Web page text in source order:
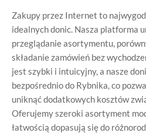
Zakupy przez Internet to
idealnych donic. Nasza platforma
przeglądanie asortymentu,
składanie zamówień bez
jest szybki i intuicyjny, a nasze
bezpośrednio do Rybnika, co
uniknąć dodatkowych kosztów
Oferujemy szeroki asortyment
łatwością dopasują się do